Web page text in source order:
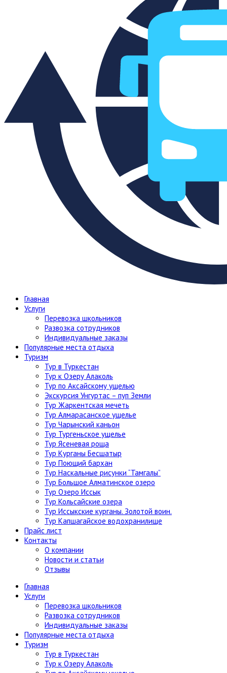
Главная
Услуги
Перевозка школьников
Развозка сотрудников
Индивидуальные заказы
Популярные места отдыха
Туризм
Тур в Туркестан
Тур к Озеру Алаколь
Тур по Аксайскому ущелью
Экскурсия Унгуртас – пуп Земли
Тур Жаркентская мечеть
Тур Алмарасанское ущелье
Тур Чарынский каньон
Тур Тургеньское ущелье
Тур Ясеневая роща
Тур Курганы Бесшатыр
Тур Поющий бархан
Тур Наскальные рисунки “Тамгалы”
Тур Большое Алматинское озеро
Тур Озеро Иссык
Тур Кольсайские озера
Тур Иссыкские курганы. Золотой воин.
Тур Капшагайское водохранилище
Прайс лист
Контакты
О компании
Новости и статьи
Отзывы
Главная
Услуги
Перевозка школьников
Развозка сотрудников
Индивидуальные заказы
Популярные места отдыха
Туризм
Тур в Туркестан
Тур к Озеру Алаколь